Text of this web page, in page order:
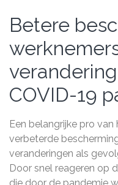
Betere
COVID-19
Een belangrijke pro
verbeterde
veranderingen als
Door snel reageren op